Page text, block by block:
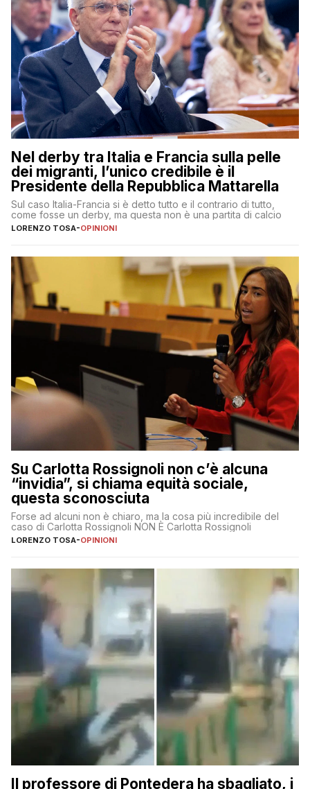
Nel derby tra Italia e Francia sulla pelle
dei migranti, l’unico credibile è il
Presidente della Repubblica Mattarella
Sul caso Italia-Francia si è detto tutto e il contrario di tutto,
come fosse un derby, ma questa non è una partita di calcio
LORENZO TOSA-OPINIONI
Su Carlotta Rossignoli non c’è alcuna
“invidia”, si chiama equità sociale,
questa sconosciuta
Forse ad alcuni non è chiaro, ma la cosa più incredibile del
caso di Carlotta Rossignoli NON È Carlotta Rossignoli
LORENZO TOSA-OPINIONI
Il professore di Pontedera ha sbagliato, i